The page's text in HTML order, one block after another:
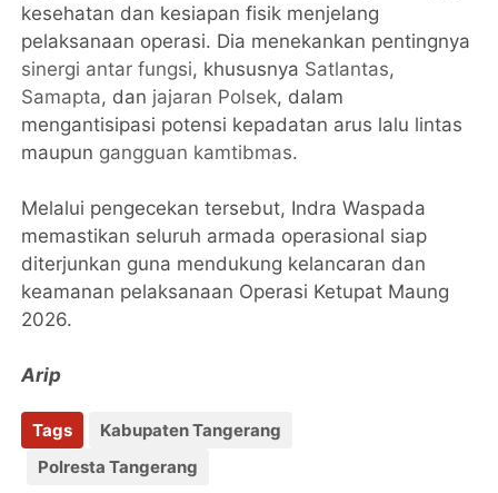
kesehatan dan kesiapan fisik menjelang
pelaksanaan operasi. Dia menekankan pentingnya
sinergi antar fungsi, khususnya Satlantas,
Samapta, dan jajaran Polsek, dalam
mengantisipasi potensi kepadatan arus lalu lintas
maupun gangguan kamtibmas.
Melalui pengecekan tersebut, Indra Waspada
memastikan seluruh armada operasional siap
diterjunkan guna mendukung kelancaran dan
keamanan pelaksanaan Operasi Ketupat Maung
2026.
Arip
Tags
Kabupaten Tangerang
Polresta Tangerang